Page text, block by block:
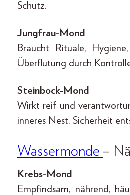
Schutz.
Jungfrau-Mond
Braucht Rituale,
Überflutung durch
Steinbock-Mond
Wirkt reif und
inneres Nest. Sicherheit
Wassermonde –
Krebs-Mond
Empfindsam, nährend,